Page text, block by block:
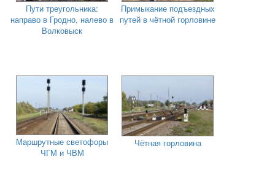
Пути треугольника:
направо в Гродно, налево в
Волковыск
Примыкание подъездных
путей в чётной горловине
Маршрутные светофоры
ЧГМ и ЧВМ
Чётная горловина